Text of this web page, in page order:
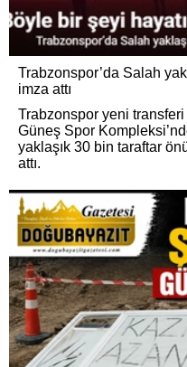
Trabzonspor’da Salah
imza attı
Trabzonspor yeni
Güneş Spor
yaklaşık 30 bin taraftar
attı.